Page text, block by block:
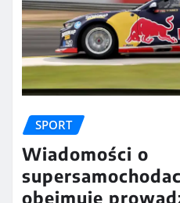
SPORT
Wiadomości o
obejmuje